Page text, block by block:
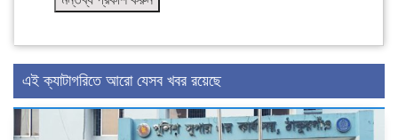
এই ক্যাটাগরিতে আরো যেসব খবর রয়েছে